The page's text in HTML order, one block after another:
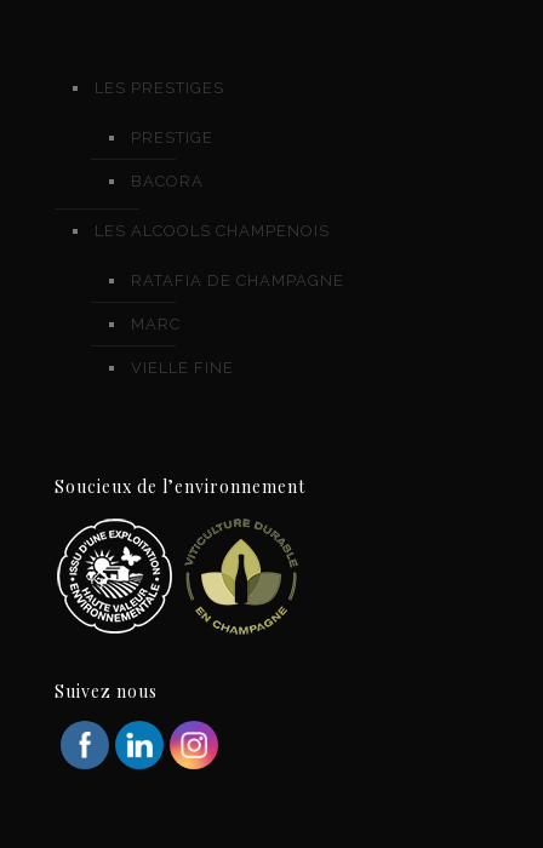
LES PRESTIGES
PRESTIGE
BACORA
LES ALCOOLS CHAMPENOIS
RATAFIA DE CHAMPAGNE
MARC
VIELLE FINE
Soucieux de l’environnement
Suivez nous